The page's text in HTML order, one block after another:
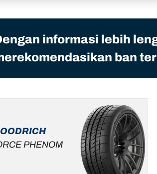
informasi lebih
ban
PHENOM